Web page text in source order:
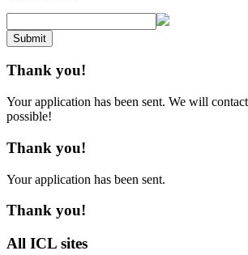
Submit
Thank you!
Your application has been sent. We will
possible!
Thank you!
Your application has been sent.
Thank you!
All ICL sites